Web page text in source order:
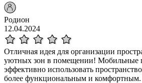
Родион
12.04.2024
Отличная идея для организации
уютных зон в помещении! Мобильные
эффективно использовать
более функциональным и комфортным.